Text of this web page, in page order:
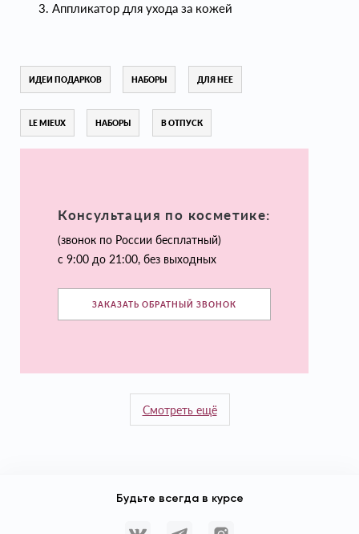
Аппликатор для ухода за кожей
ИДЕИ ПОДАРКОВ НАБОРЫ ДЛЯ НЕЕ
LE MIEUX НАБОРЫ В ОТПУСК
Консультация по косметике:
(звонок по России бесплатный)
с 9:00 до 21:00, без выходных
ЗАКАЗАТЬ ОБРАТНЫЙ ЗВОНОК
Смотреть ещё
Будьте всегда в курсе